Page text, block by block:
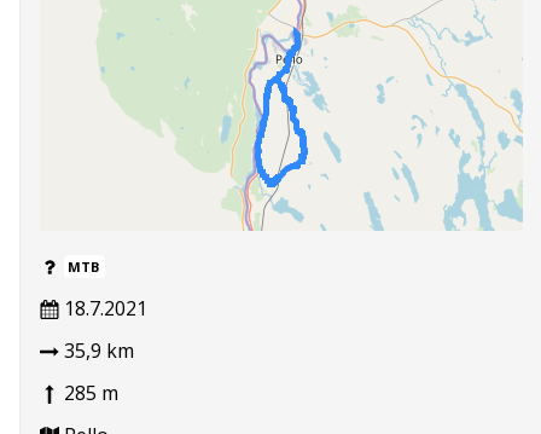
MTB
18.7.2021
35,9 km
285 m